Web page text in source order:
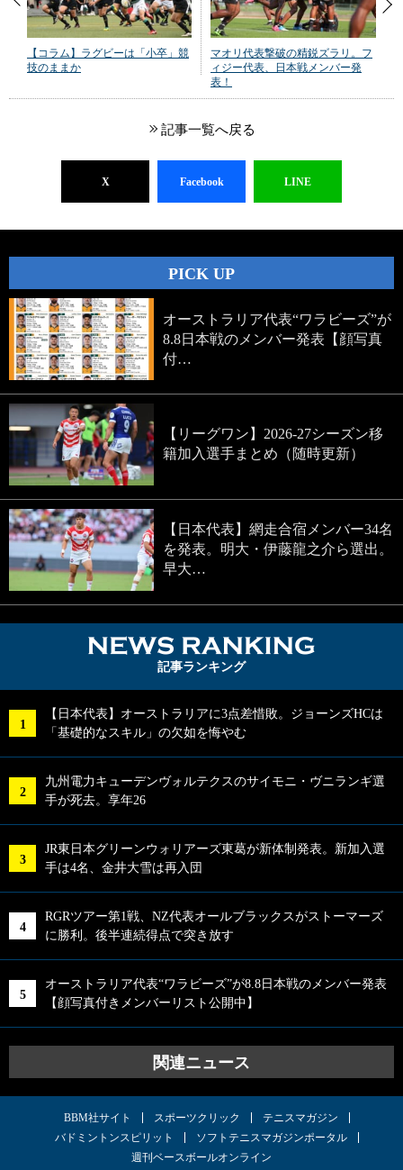
【コラム】ラグビーは「小卒」競
技のままか
マオリ代表撃破の精鋭ズラリ。フ
ィジー代表、日本戦メンバー発
表！
記事一覧へ戻る
X Facebook LINE
PICK UP
オーストラリア代表“ワラビーズ”が
8.8日本戦のメンバー発表【顔写真
付…
【リーグワン】2026-27シーズン移
籍加入選手まとめ（随時更新）
【日本代表】網走合宿メンバー34名
を発表。明大・伊藤龍之介ら選出。
早大…
記事ランキング
【日本代表】オーストラリアに3点差惜敗。ジョーンズHCは
「基礎的なスキル」の欠如を悔やむ
九州電力キューデンヴォルテクスのサイモニ・ヴニランギ選
手が死去。享年26
JR東日本グリーンウォリアーズ東葛が新体制発表。新加入選
手は4名、金井大雪は再入団
RGRツアー第1戦、NZ代表オールブラックスがストーマーズ
に勝利。後半連続得点で突き放す
オーストラリア代表“ワラビーズ”が8.8日本戦のメンバー発表
【顔写真付きメンバーリスト公開中】
関連ニュース
BBM社サイト スポーツクリック
テニスマガジン
バドミントンスピリット
ソフトテニスマガジンポータル
週刊ベースボールオンライン